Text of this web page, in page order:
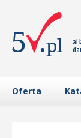
Oferta